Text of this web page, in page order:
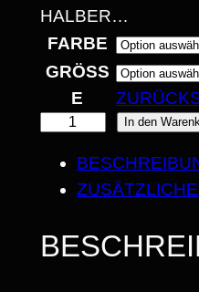
ALBER…
FARBE
GRÖSSE
N
In den